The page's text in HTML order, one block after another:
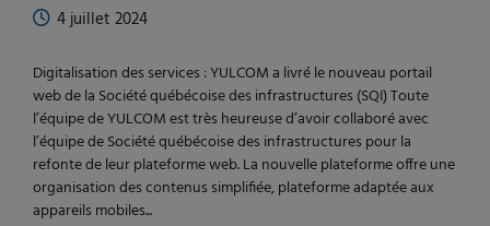
4 juillet 2024
Digitalisation des services : YULCOM a livré le nouveau portail
web de la Société québécoise des infrastructures (SQI) Toute
l’équipe de YULCOM est très heureuse d’avoir collaboré avec
l’équipe de Société québécoise des infrastructures pour la
refonte de leur plateforme web. La nouvelle plateforme offre une
organisation des contenus simplifiée, plateforme adaptée aux
appareils mobiles...